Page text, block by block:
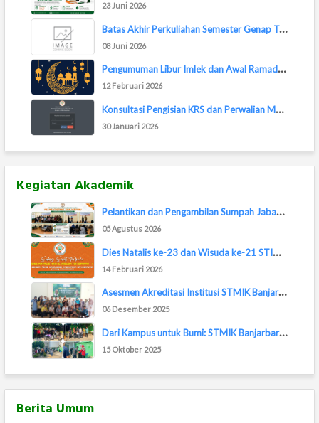
23 Juni 2026
B
atas Akhir Perkuliahan Semester Genap TA 202...
08 Juni 2026
P
engumuman Libur Imlek dan Awal Ramadan 2026
12 Februari 2026
K
onsultasi Pengisian KRS dan Perwalian Maha...
30 Januari 2026
Kegiatan Akademik
P
elantikan dan Pengambilan Sumpah Jabatan Pej...
05 Agustus 2026
D
ies Natalis ke-23 dan Wisuda ke-21 STIMIK Ba...
14 Februari 2026
A
sesmen Akreditasi Institusi STMIK Banjarbaru...
06 Desember 2025
D
ari Kampus untuk Bumi: STMIK Banjarbaru Ikut...
15 Oktober 2025
Berita Umum